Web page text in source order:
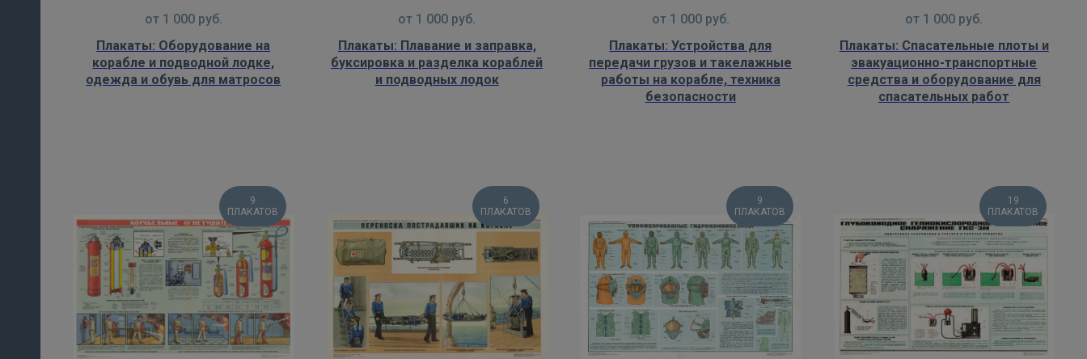
от 1 000 руб.
Плакаты: Оборудование на
корабле и подводной лодке,
одежда и обувь для матросов
от 1 000 руб.
Плакаты: Плавание и заправка,
буксировка и разделка кораблей
и подводных лодок
от 1 000 руб.
Плакаты: Устройства для
передачи грузов и такелажные
работы на корабле, техника
безопасности
от 1 000 руб.
Плакаты: Спасательные плоты и
эвакуационно-транспортные
средства и оборудование для
спасательных работ
9
ПЛАКАТОВ
6
ПЛАКАТОВ
9
ПЛАКАТОВ
19
ПЛАКАТОВ